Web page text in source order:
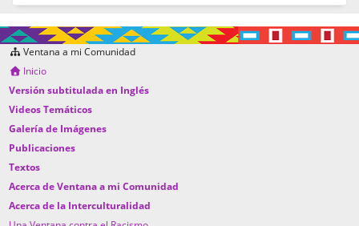
Ventana a mi Comunidad
Inicio
Versión subtitulada en Inglés
Videos Temáticos
Galería de Imágenes
Publicaciones
Textos
Acerca de Ventana a mi Comunidad
Acerca de la Interculturalidad